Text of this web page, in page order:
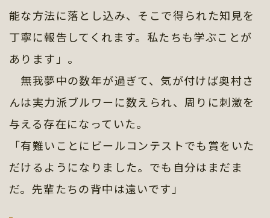
能な方法に落とし込み、そこで得られた知見を
丁寧に報告してくれます。私たちも学ぶことが
あります」。
無我夢中の数年が過ぎて、気が付けば奥村さ
んは実力派ブルワーに数えられ、周りに刺激を
与える存在になっていた。
「有難いことにビールコンテストでも賞をいた
だけるようになりました。でも自分はまだま
だ。先輩たちの背中は遠いです」